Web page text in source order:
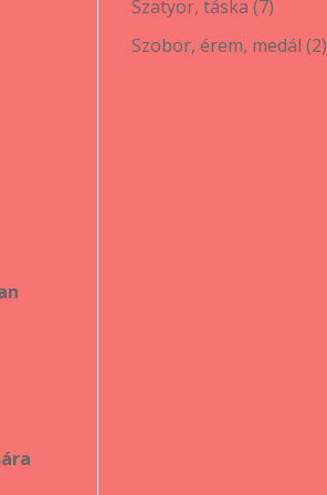
Szatyor, táska 77
termék
Szobor, érem, medál 22